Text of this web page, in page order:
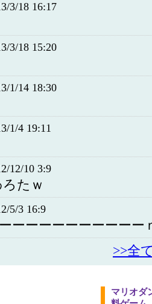
3/18 16:17
3/18 15:20
1/14 18:30
1/4 19:11
12/10 3:9
たｗ
5/3 16:9
ーーーーーーーーーー
>>全
マリオダ